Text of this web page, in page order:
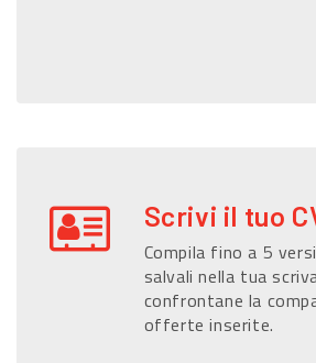
Scrivi il tuo
Compila fino a 5
salvali nella tua
confrontane la
offerte inserite.